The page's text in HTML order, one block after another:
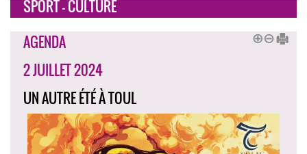
SPORT - CULTURE
AGENDA
2 JUILLET 2024
UN AUTRE ÉTÉ À TOUL